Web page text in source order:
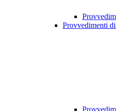
Provvedimenti